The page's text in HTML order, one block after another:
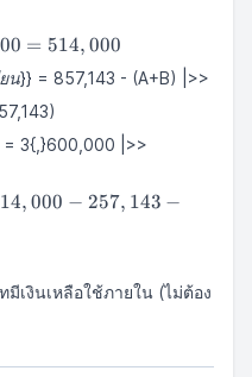
= 514, 000
น}} = 857,143 - (A+B) |>>
= 3{,}600,000 |>>
, 000 − 257, 143 −
เงินเหลือใช้ภายใน (ไม่ต้อง